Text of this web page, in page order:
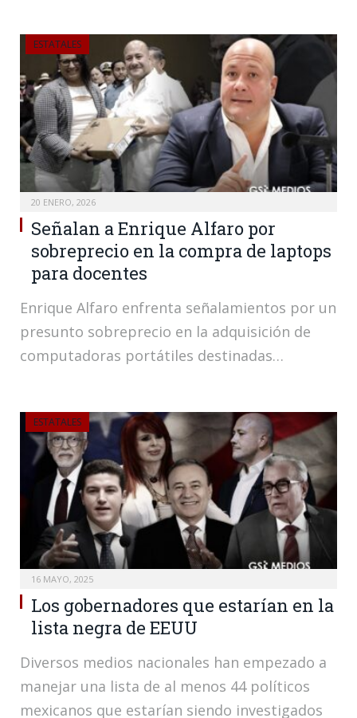
ESTATALES
20 ENERO, 2026
Señalan a Enrique Alfaro por
sobreprecio en la compra de laptops
para docentes
Enrique Alfaro enfrenta señalamientos por un
presunto sobreprecio en la adquisición de
computadoras portátiles destinadas…
ESTATALES
16 MAYO, 2025
Los gobernadores que estarían en la
lista negra de EEUU
Diversos medios nacionales han empezado a
manejar una lista de al menos 44 políticos
mexicanos que estarían siendo investigados